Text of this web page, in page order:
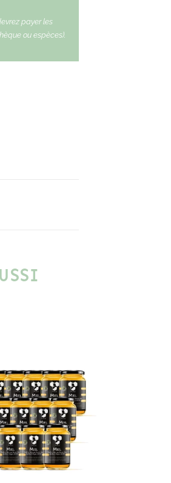
payer les
ou espèces).